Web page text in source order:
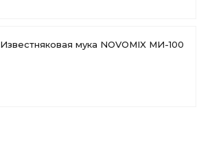
Известняковая мука NOVOMIX МИ-100